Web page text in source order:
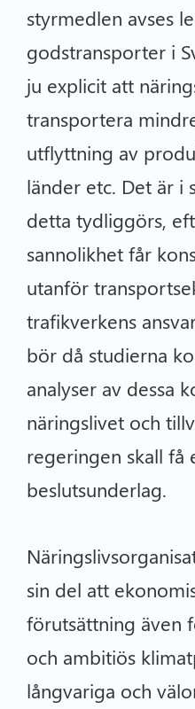
styrmedlen avses
godstransporter i
ju explicit att
transportera
utflyttning av
länder etc. Det är i
detta tydliggörs,
sannolikhet får
utanför
trafikverkens
bör då studierna
analyser av dessa
näringslivet och
regeringen skall få
beslutsunderlag.
sin del att
förutsättning även
och ambitiös
långvariga och